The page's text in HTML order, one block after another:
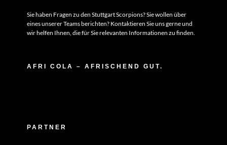
Sie haben Fragen zu den Stuttgart Scorpions? Sie wollen über
eines unserer Teams berichten? Kontaktieren Sie uns gerne und
wir helfen Ihnen, die für Sie relevanten Informationen zu finden.
AFRI COLA – AFRISCHEND GUT.
PARTNER